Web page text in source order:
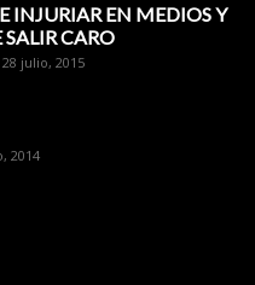
INJURIAR EN MEDIOS Y
SALIR CARO
28 julio, 2015
2014